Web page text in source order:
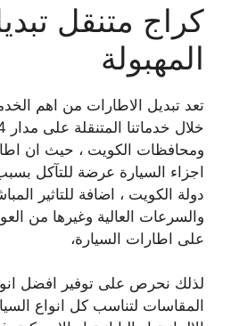
كراج متنقل
المهبولة
تعد تبديل الاطارات من اهم
ومحافظات الكويت ، حيث ان
اجزاء السيارة عرضة للتآكل
دولة الكويت ، اضافة للتاثير
والسرعات العالية وغيرها من
على اطارات السيارة،
لذلك نحرص على توفير افضل
المقاسات لتناسب كل انواع